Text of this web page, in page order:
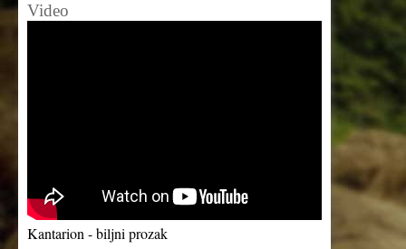
Video
Kantarion - biljni prozak